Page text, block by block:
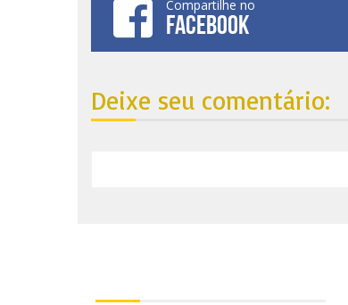
Compartilhe no
FACEBOOK
Deixe seu comentário: